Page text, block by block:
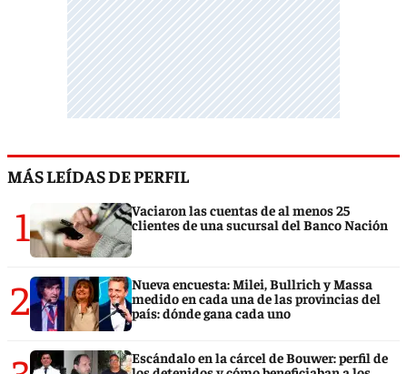
MÁS LEÍDAS DE PERFIL
1
Vaciaron las cuentas de al menos 25
clientes de una sucursal del Banco Nación
2
Nueva encuesta: Milei, Bullrich y Massa
medido en cada una de las provincias del
país: dónde gana cada uno
Escándalo en la cárcel de Bouwer: perfil de